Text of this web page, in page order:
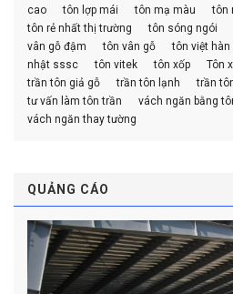
cao
tôn lợp mái tôn mạ màu tôn
tôn rẻ nhất thị trường
tôn sóng ngói
vân gỗ đậm
tôn vân gỗ tôn việt hàn
nhật sssc
tôn vitek tôn xốp Tôn
trần tôn giả gỗ
trần tôn lạnh trần
tư vấn làm tôn trần
vách ngăn bằng
vách ngăn thay tường
QUẢNG CÁO